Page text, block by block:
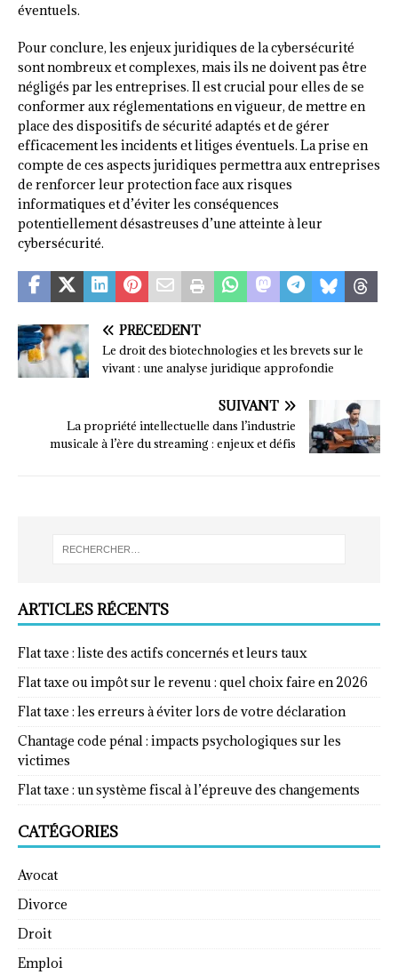
éventuels.
Pour conclure, les enjeux juridiques de la cybersécurité
sont nombreux et complexes, mais ils ne doivent pas être
négligés par les entreprises. Il est crucial pour elles de se
conformer aux réglementations en vigueur, de mettre en
place des dispositifs de sécurité adaptés et de gérer
efficacement les incidents et litiges éventuels. La prise en
compte de ces aspects juridiques permettra aux entreprises
de renforcer leur protection face aux risques
informatiques et d’éviter les conséquences
potentiellement désastreuses d’une atteinte à leur
cybersécurité.
PRÉCÉDENT
Le droit des biotechnologies et les brevets sur le
vivant : une analyse juridique approfondie
SUIVANT
La propriété intellectuelle dans l’industrie
musicale à l’ère du streaming : enjeux et défis
ARTICLES RÉCENTS
Flat taxe : liste des actifs concernés et leurs taux
Flat taxe ou impôt sur le revenu : quel choix faire en 2026
Flat taxe : les erreurs à éviter lors de votre déclaration
Chantage code pénal : impacts psychologiques sur les
victimes
Flat taxe : un système fiscal à l’épreuve des changements
CATÉGORIES
Avocat
Divorce
Droit
Emploi